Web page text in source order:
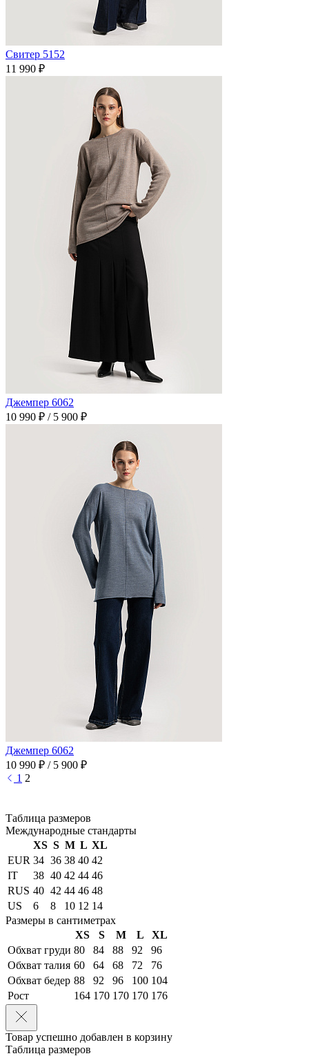
Свитер 5152
11 990 ₽
Джемпер 6062
10 990 ₽ / 5 900 ₽
Джемпер 6062
10 990 ₽ / 5 900 ₽
1 2
Таблица размеров
Международные стандарты
XS S M L XL
EUR 34 36 38 40 42
IT
38 40 42 44 46
RUS 40 42 44 46 48
US
6 8 10 12 14
Размеры в сантиметрах
XS
S M L
XL
Обхват груди 80 84 88 92
96
Обхват талия 60 64 68 72
76
Обхват бедер 88 92 96 100 104
Рост
164 170 170 170 176
Товар успешно добавлен в корзину
Таблица размеров